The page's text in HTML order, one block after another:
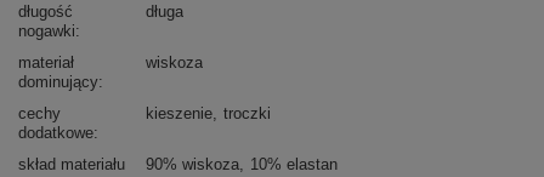
długość
nogawki
długa
materiał
dominujący
wiskoza
cechy
dodatkowe
kieszenie troczki
skład materiału 90% wiskoza 10% elastan